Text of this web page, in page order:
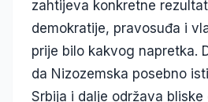
zahtijeva konkretne
demokratije, pravosuđa i
prije bilo kakvog napretka.
da Nizozemska posebno
Srbija i dalje održava bliske